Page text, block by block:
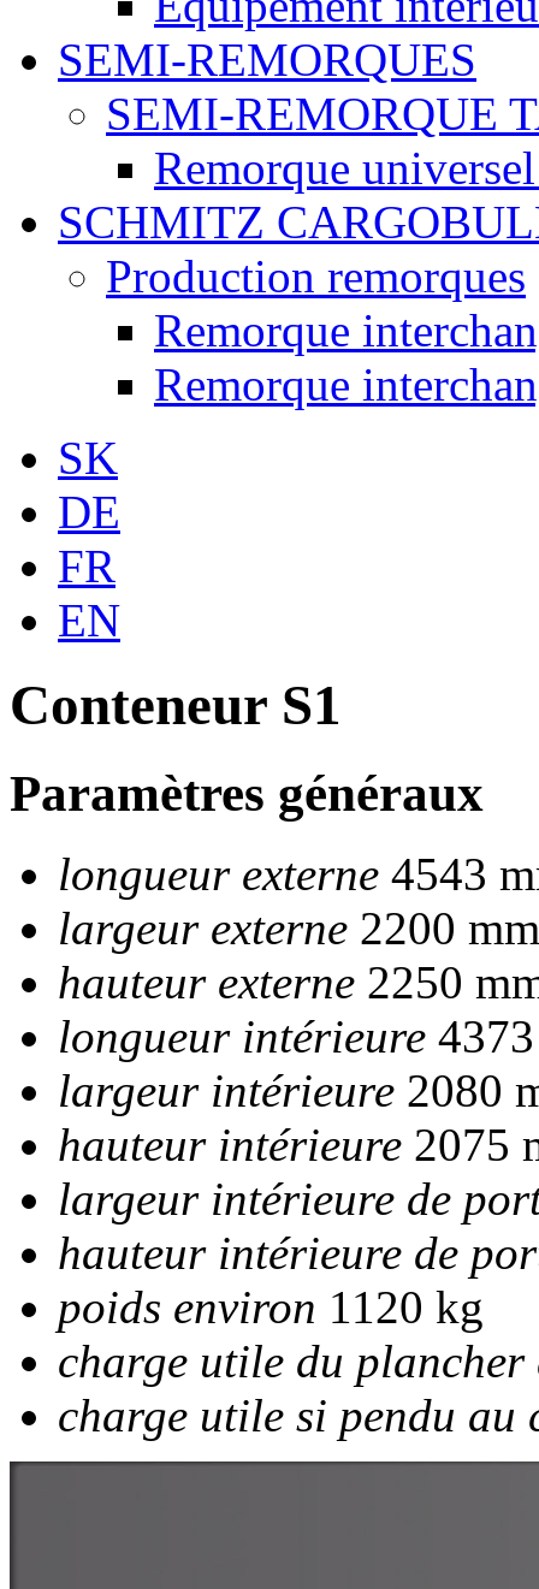
SEMI-REMORQUES
SEMI-REMORQUE
Remorque
SCHMITZ
Production remorques
Remorque
Remorque
SK
DE
FR
EN
Conteneur S1
Paramètres généraux
longueur externe 4543
largeur externe 2200 mm
hauteur externe 2250
longueur intérieure
largeur intérieure 2080
hauteur intérieure 2075
largeur intérieure de
hauteur intérieure de
poids environ 1120 kg
charge utile du plancher
charge utile si pendu au